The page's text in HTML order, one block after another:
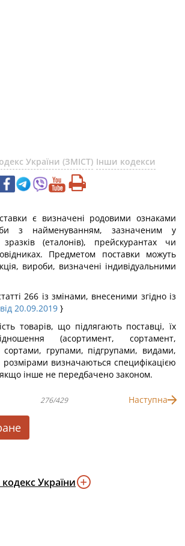
України (ЗМІСТ) Інши кодекси
є визначені родовими ознаками
з найменуванням, зазначеним у
(еталонів), прейскурантах чи
Предметом поставки можуть
вироби, визначені індивідуальними
266 із змінами, внесеними згідно із
20.09.2019 }
товарів, що підлягають поставці, їх
(асортимент, сортамент,
сортами, групами, підгрупами, видами,
визначаються специфікацією
інше не передбачено законом.
276/429 Наступна
України